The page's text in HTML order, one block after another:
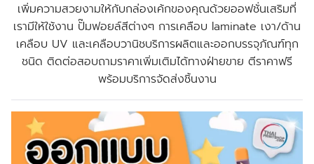
เพิ่มความสวยงามให้กับกล่องเค้กของคุณด้วยออฟชั่นเสริมที่
เรามีให้ใช้งาน ปั๊มฟอยล์สีต่างๆ การเคลือบ laminate เงา/ด้าน
เคลือบ UV และเคลือบวานิชบริการผลิตและออกบรรจุภัณฑ์ทุก
ชนิด ติดต่อสอบถามราคาเพิ่มเติมได้ทางฝ่ายขาย ตีราคาฟรี
พร้อมบริการจัดส่งชิ้นงาน